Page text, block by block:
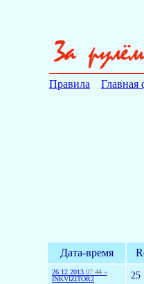
Правила Главная
Дата-время
26.12.2013 07:44 »
INKVIZITOR2
25